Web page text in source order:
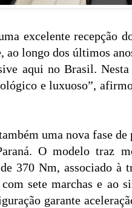
excelente recepção
ao longo dos últimos
aqui no Brasil.
e luxuoso”,
uma nova fase
O modelo traz
370 Nm, associado à
sete marchas e ao
garante